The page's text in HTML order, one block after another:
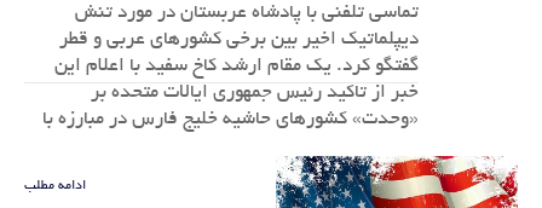
تماسی تلفنی با پادشاه عربستان در مورد تنش
دیپلماتیک اخیر بین برخی کشورهای عربی و قطر
گفتگو کرد. یک مقام ارشد کاخ سفید با اعلام این
خبر از تاکید رئیس جمهوری ایالات متحده بر
«وحدت» کشورهای حاشیه خلیج فارس در مبارزه با
تروریستی» سخن گفت.
ادامه مطلب